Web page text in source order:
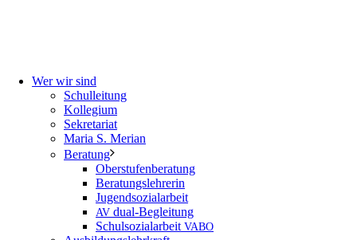
Wer wir sind
Schulleitung
Kollegium
Sekretariat
Maria S. Merian
Beratung
Oberstufenberatung
Beratungslehrerin
Jugendsozialarbeit
AV dual-Begleitung
Schulsozialarbeit VABO